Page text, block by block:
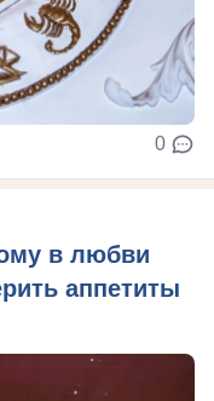
0
в любви
аппетиты